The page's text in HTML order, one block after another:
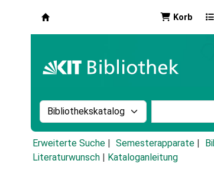
Korb
Suche im Katalog nach:
Erweiterte Suche Semesterapparate
Literaturwunsch
Kataloganleitung